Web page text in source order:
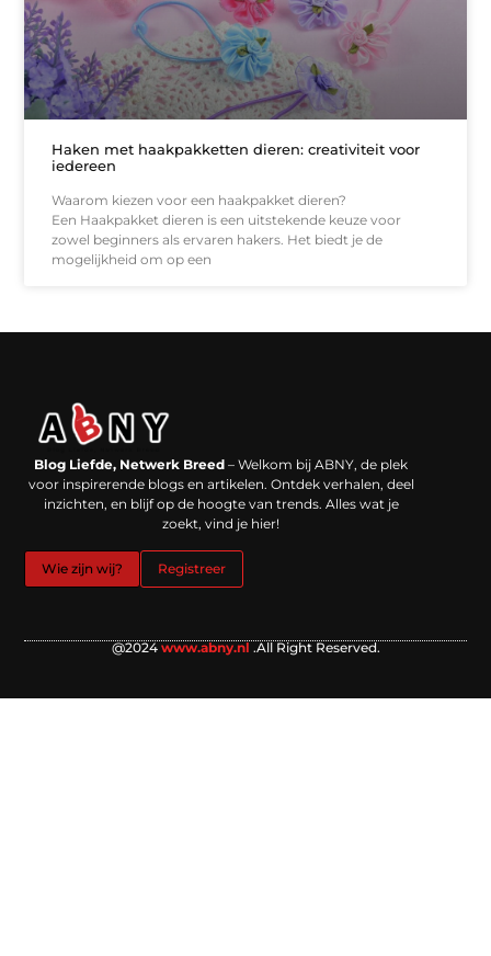
Haken met haakpakketten dieren: creativiteit voor
iedereen
Waarom kiezen voor een haakpakket dieren?
Een Haakpakket dieren is een uitstekende keuze voor
zowel beginners als ervaren hakers. Het biedt je de
mogelijkheid om op een
Blog Liefde, Netwerk Breed – Welkom bij ABNY, de plek
voor inspirerende blogs en artikelen. Ontdek verhalen, deel
inzichten, en blijf op de hoogte van trends. Alles wat je
zoekt, vind je hier!
Wie zijn wij? Registreer
@2024 www.abny.nl .All Right Reserved.